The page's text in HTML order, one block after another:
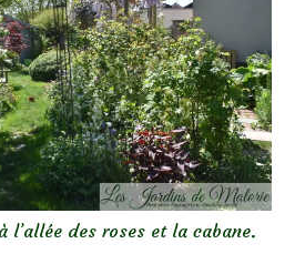
l’allée des roses et la cabane.